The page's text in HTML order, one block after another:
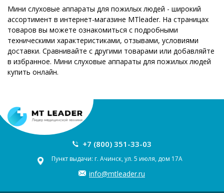
Мини слуховые аппараты для пожилых людей - широкий
ассортимент в интернет-магазине MTleader. На страницах
товаров вы можете ознакомиться с подробными
техническими характеристиками, отзывами, условиями
доставки. Сравнивайте с другими товарами или добавляйте
в избранное. Мини слуховые аппараты для пожилых людей
купить онлайн.
+7 (800) 351-33-03
Пункт выдачи: г. Ачинск, ул. 5 июля, дом 17А
info@mtleader.ru